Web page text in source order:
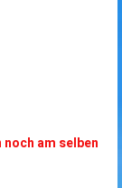
am selben